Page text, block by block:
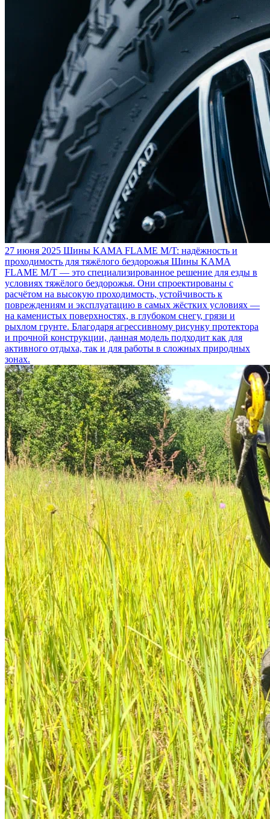
27 июня 2025 Шины KAMA FLAME M/T: надёжность и
проходимость для тяжёлого бездорожья Шины KAMA
FLAME M/T — это специализированное решение для езды в
условиях тяжёлого бездорожья. Они спроектированы с
расчётом на высокую проходимость, устойчивость к
повреждениям и эксплуатацию в самых жёстких условиях —
на каменистых поверхностях, в глубоком снегу, грязи и
рыхлом грунте. Благодаря агрессивному рисунку протектора
и прочной конструкции, данная модель подходит как для
активного отдыха, так и для работы в сложных природных
зонах.